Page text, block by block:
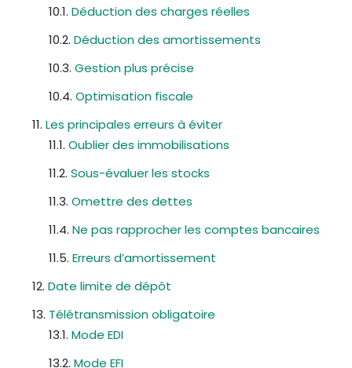
Déduction des charges réelles
Déduction des amortissements
Gestion plus précise
Optimisation fiscale
Les principales erreurs à éviter
Oublier des immobilisations
Sous-évaluer les stocks
Omettre des dettes
Ne pas rapprocher les comptes bancaires
Erreurs d’amortissement
Date limite de dépôt
Télétransmission obligatoire
Mode EDI
Mode EFI